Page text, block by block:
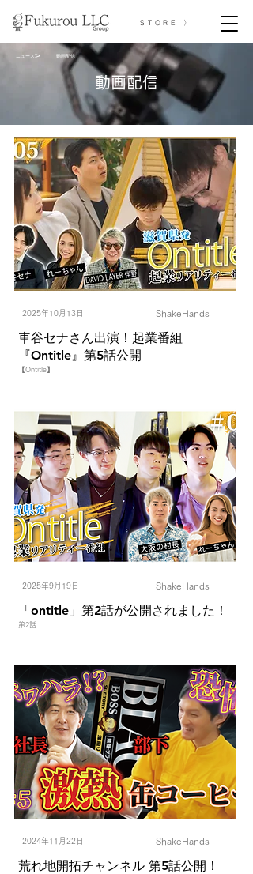
STORE 〉
ニュース> 動画配信
​動画配信
2025年10月13日 ShakeHands
車谷セナさん出演！起業番組
『Ontitle』第5話公開
【Ontitle】
2025年9月19日 ShakeHands
「ontitle」第2話が公開されました！
第2話
2024年11月22日 ShakeHands
荒れ地開拓チャンネル 第5話公開！